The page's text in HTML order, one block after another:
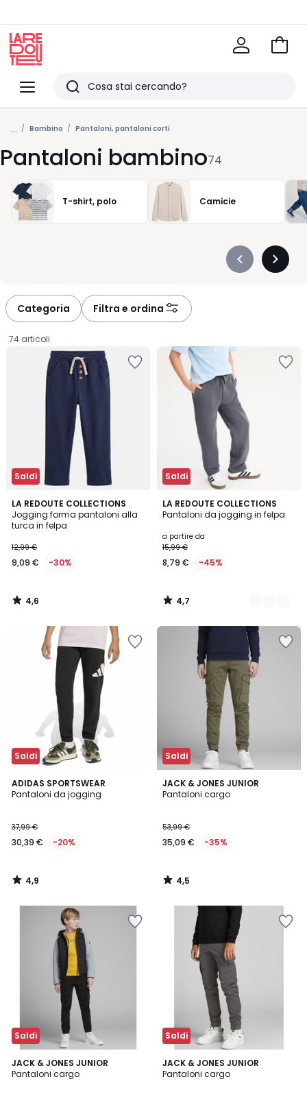
Menu
Redoute
Ricerca
Ultimi
articoli
visti
Vai
... Bambino Pantaloni, pantaloni corti
Pantaloni bambino74
T-shirt, polo Camicie
Précédent
Categoria Filtra e ordina
74 articoli
Saldi
LA REDOUTE COLLECTIONS
Jogging forma pantaloni alla
turca in felpa
€
Invece
12,99
€
sconto
applicato.
12,99 €
9,09 € -30%
4,6
/ 5
4,6
/
Saldi
LA REDOUTE COLLECTIONS
Pantaloni da jogging in felpa
a partire da
15,99 €
8,79 € -45%
4,7
/ 5
3
Colori
4,7
/
Saldi
ADIDAS SPORTSWEAR
Pantaloni da jogging
37,99 €
30,39 € -20%
4,9
/ 5
4,9
/
Saldi
JACK & JONES JUNIOR
Pantaloni cargo
53,99 €
35,09 € -35%
4,5
/ 5
4,5
/
Saldi
JACK & JONES JUNIOR
Pantaloni cargo
4,7
/ 5
Saldi
JACK & JONES JUNIOR
Pantaloni cargo
4,6
/ 5